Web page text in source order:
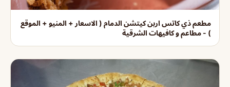
مطعم ذي كاتس اربن كيتشن الدمام ( الاسعار + المنيو + الموقع
) - مطاعم و كافيهات الشرقية